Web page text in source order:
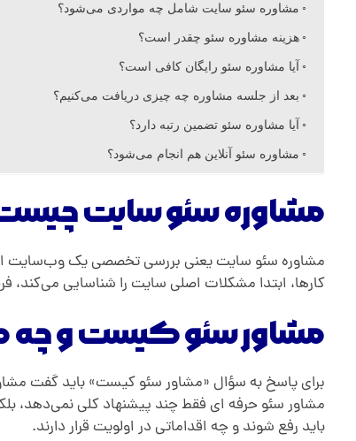
مشاوره سئو سایت شامل چه مواردی می‌شود؟
هزینه مشاوره سئو چقدر است؟
آیا مشاوره سئو رایگان کافی است؟
بعد از جلسه مشاوره چه چیزی دریافت می‌کنیم؟
آیا مشاوره سئو تضمین رتبه دارد؟
مشاوره سئو آنلاین هم انجام می‌شود؟
مشاوره سئو سایت
مشاوره سئو سایت یعنی بررسی تخصصی یک وب‌سایت از
کارها، ابتدا مشکلات اصلی سایت را شناسایی می‌کند،
مشاور سئو کیست و چه
برای پاسخ به سؤال «مشاور سئو کیست» باید گفت
مشاور سئو حرفه ای فقط چند پیشنهاد کلی نمی‌دهد،
باید رفع شوند و چه اقداماتی در اولویت قرار دارند.